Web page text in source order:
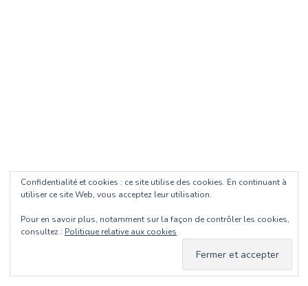
Confidentialité et cookies : ce site utilise des cookies. En continuant à
utiliser ce site Web, vous acceptez leur utilisation.
Pour en savoir plus, notamment sur la façon de contrôler les cookies,
consultez : Politique relative aux cookies